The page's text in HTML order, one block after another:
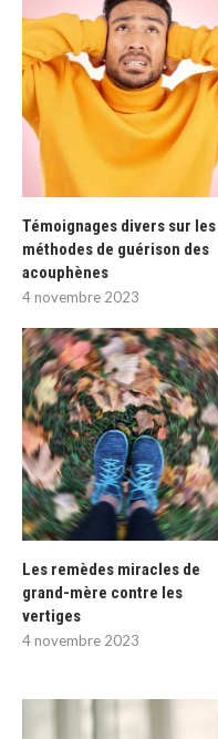
Témoignages divers sur les
méthodes de guérison des
acouphènes
4 novembre 2023
Les remèdes miracles de
grand-mère contre les
vertiges
4 novembre 2023